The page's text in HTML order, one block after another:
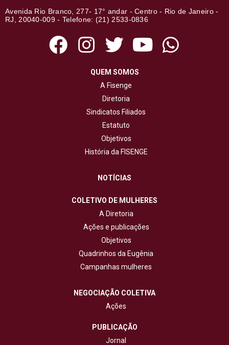
Avenida Rio Branco, 277- 17° andar - Centro - Rio de Janeiro -
RJ, 20040-009 - Telefone: (21) 2533-0836
QUEM SOMOS
A Fisenge
Diretoria
Sindicatos Filiados
Estatuto
Objetivos
História da FISENGE
NOTÍCIAS
COLETIVO DE MULHERES
A Diretoria
Ações e publicações
Objetivos
Quadrinhos da Eugênia
Campanhas mulheres
NEGOCIAÇÃO COLETIVA
Ações
PUBLICAÇÃO
Jornal